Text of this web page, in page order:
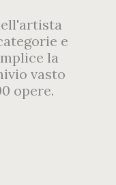
e
la
vasto
opere.